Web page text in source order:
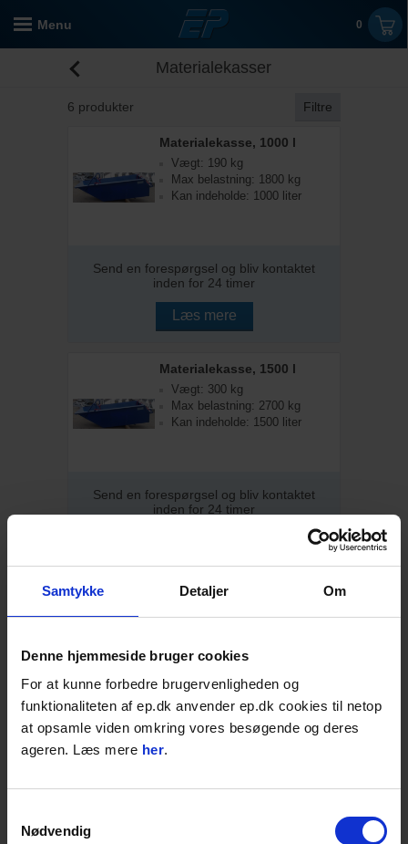
Samtykke Detaljer Om
Denne hjemmeside bruger cookies
For at kunne forbedre brugervenligheden og
funktionaliteten af ep.dk anvender ep.dk cookies til netop
at opsamle viden omkring vores besøgende og deres
ageren. Læs mere her.
Nødvendig
Menu 0
Materialekasser
6 produkter Filtre
Materialekasse, 1000 l
Vægt: 190 kg
Max belastning: 1800 kg
Kan indeholde: 1000 liter
Send en forespørgsel og bliv kontaktet
inden for 24 timer
Læs mere
Materialekasse, 1500 l
Vægt: 300 kg
Max belastning: 2700 kg
Kan indeholde: 1500 liter
Send en forespørgsel og bliv kontaktet
inden for 24 timer
Materialekasse, 500 l
Vægt: 100 kg
Kan indeholde: 500 liter
Send en forespørgsel og bliv kontaktet
inden for 24 timer